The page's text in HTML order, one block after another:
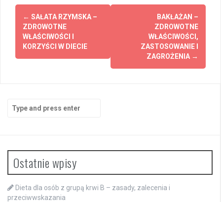
Post
navigation
← SAŁATA RZYMSKA –
ZDROWOTNE
WŁAŚCIWOŚCI I
KORZYŚCI W DIECIE
BAKŁAŻAN –
ZDROWOTNE
WŁAŚCIWOŚCI,
ZASTOSOWANIE I
ZAGROŻENIA →
for:
Ostatnie wpisy
Dieta dla osób z grupą krwi B – zasady, zalecenia i
przeciwwskazania